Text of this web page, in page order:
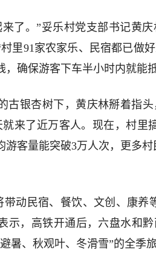
了。”妥乐村党支部书记黄
里91家农家乐、民宿都已做
，确保游客下车半小时内就能
古银杏树下，黄庆林掰着指头
来了近万客人。现在，村里
游客量能突破3万人次，更多
带动民宿、餐饮、文创、康养
示，高铁开通后，六盘水和
暑、秋观叶、冬滑雪”的全季